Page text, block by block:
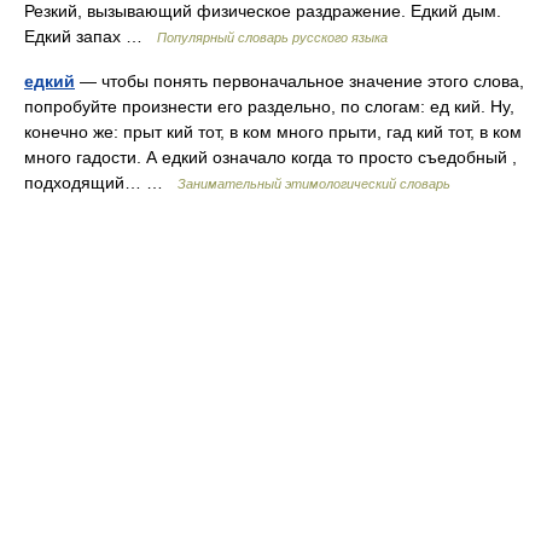
Резкий, вызывающий физическое раздражение. Едкий дым.
Едкий запах …
Популярный словарь русского языка
едкий — чтобы понять первоначальное значение этого слова,
попробуйте произнести его раздельно, по слогам: ед кий. Ну,
конечно же: прыт кий тот, в ком много прыти, гад кий тот, в ком
много гадости. А едкий означало когда то просто съедобный ,
подходящий… …
Занимательный этимологический словарь